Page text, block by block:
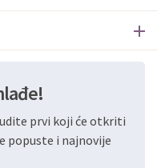
prvi koji će otkriti
popuste i najnovije